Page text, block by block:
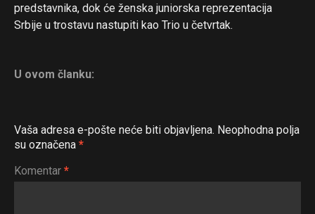
predstavnika, dok će ženska juniorska reprezentacija
Srbije u trostavu nastupiti kao Trio u četvrtak.
U ovom članku:
Vaša adresa e-pošte neće biti objavljena. Neophodna polja
su označena *
Komentar *